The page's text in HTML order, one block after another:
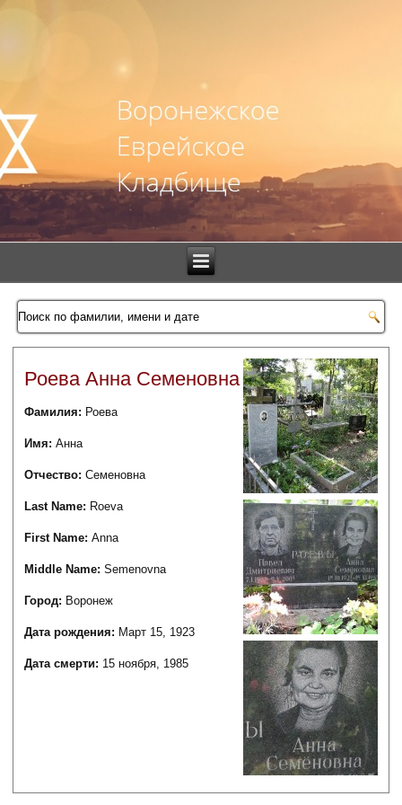
Роева Анна Семеновна
Фамилия: Роева
Имя:Анна
Отчество:Семеновна
Last Name: Roeva
First Name:Anna
Middle Name:Semenovna
Город: Воронеж
Дата рождения: Март 15, 1923
Дата смерти: 15 ноября, 1985